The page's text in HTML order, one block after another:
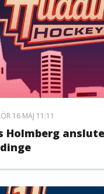
16 MAJ 11:11
Holmberg